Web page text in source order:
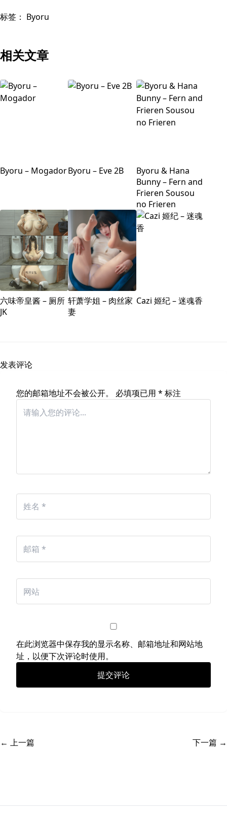
标签： Byoru
相关文章
Byoru – MogadorByoru – Eve 2B
Byoru & Hana
Bunny – Fern and
Frieren Sousou
no Frieren
六味帝皇酱 – 厕所
JK
轩萧学姐 – 肉丝家
妻
Cazi 姬纪 – 迷魂香
发表评论
您的邮箱地址不会被公开。 必填项已用 * 标注
在此浏览器中保存我的显示名称、邮箱地址和网站地
址，以便下次评论时使用。
← 上一篇 下一篇 →